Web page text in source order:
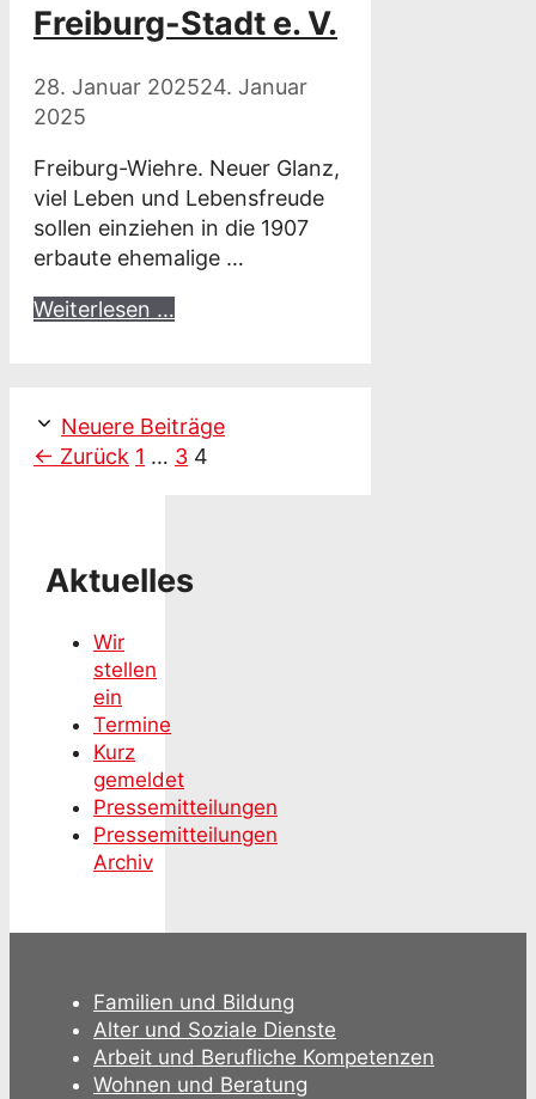
Freiburg-Stadt e. V.
28. Januar 202524. Januar
2025
Freiburg-Wiehre. Neuer Glanz,
viel Leben und Lebensfreude
sollen einziehen in die 1907
erbaute ehemalige …
Weiterlesen …
Neuere Beiträge
← Zurück Seite
1 … Seite
3 Seite
4
Aktuelles
Wir
stellen
ein
Termine
Kurz
gemeldet
Pressemitteilungen
Pressemitteilungen
Archiv
Familien und Bildung
Alter und Soziale Dienste
Arbeit und Berufliche Kompetenzen
Wohnen und Beratung